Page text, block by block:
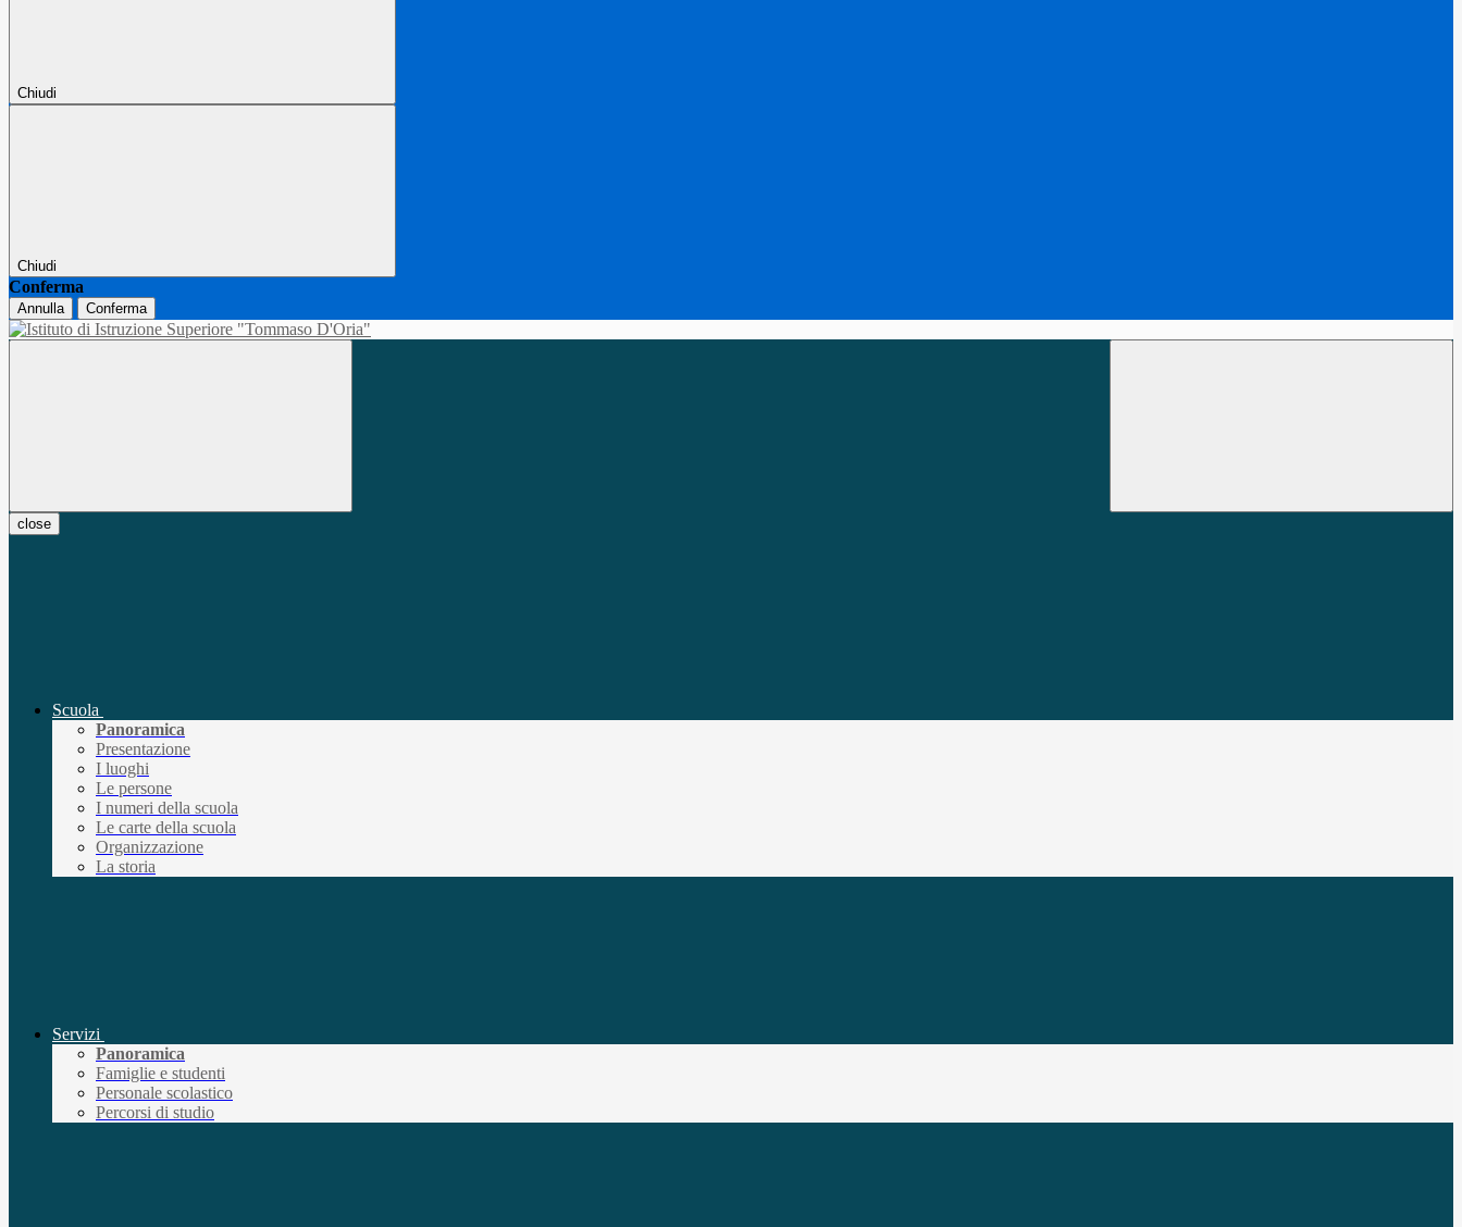
Chiudi
Chiudi
Conferma
Annulla Conferma
close
Scuola
Panoramica
Presentazione
I luoghi
Le persone
I numeri della scuola
Le carte della scuola
Organizzazione
La storia
Servizi
Panoramica
Famiglie e studenti
Personale scolastico
Percorsi di studio